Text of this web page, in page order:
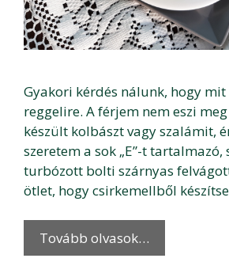
Gyakori kérdés nálunk, hogy
reggelire. A férjem nem eszi
készült kolbászt vagy szalámit,
szeretem a sok „E”-t tartalmazó,
turbózott bolti szárnyas
ötlet, hogy csirkemellből
Tovább olvasok…